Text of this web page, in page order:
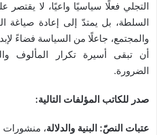
التجلي فعلًا سياسيًا واعيًا، لا يقتصر
السلطة، بل يمتدّ إلى إعادة صياغة
والمجتمع، جاعلًا من السياسة فضاءً
أن تبقى أسيرة تكرار المألوف
الضرورة.
صدر للكاتب المؤلفات التالية:
عتبات النصّ: البنية والدلالة، منشورات